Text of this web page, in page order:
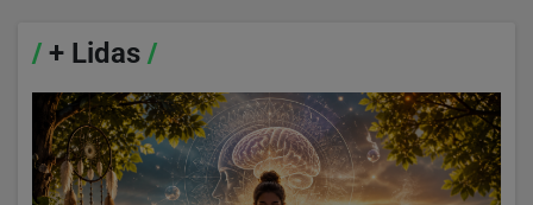
/ + Lidas /